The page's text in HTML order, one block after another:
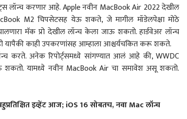
लॉन्च करणार आहे. Apple नवीन MacBook Air 2022 देखील
M2 चिपसेटसह येऊ शकते, जे मागील मॉडेलपेक्षा मोठे
मॅक प्रो देखील लॉन्च केला जाऊ शकतो. हार्डवेअर लॉन्च
यापैकी काही उपकरणांसह आम्हाला आश्चर्यचकित करू शकते.
करते. अनेक रिपोर्ट्समध्ये सांगण्यात आलं आहे की, WWDC
शकतो. यामध्ये नवीन MacBook Air चा समावेश असू शकतो.
इव्हेंट आज; iOS 16 सोबतच, नवा Mac लॉन्च